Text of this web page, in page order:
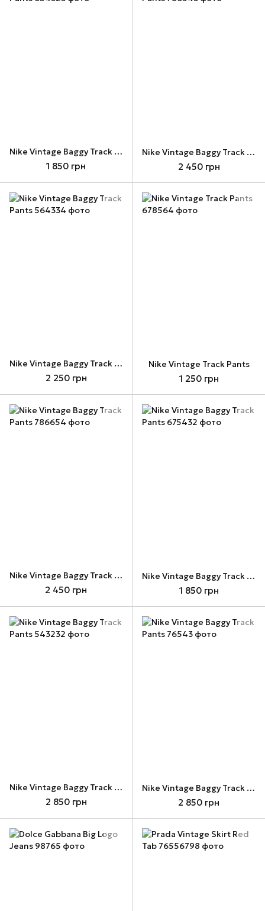
Nike Vintage Baggy Track Pants
1 850 грн
Nike Vintage Baggy Track Pants
2 450 грн
Nike Vintage Baggy Track Pants
2 250 грн
Nike Vintage Track Pants
1 250 грн
Nike Vintage Baggy Track Pants
2 450 грн
Nike Vintage Baggy Track Pants
1 850 грн
Nike Vintage Baggy Track Pants
2 850 грн
Nike Vintage Baggy Track Pants
2 850 грн